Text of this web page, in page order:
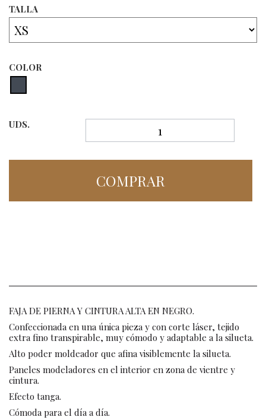
TALLA
COLOR
UDS.
COMPRAR
FAJA DE PIERNA Y CINTURA ALTA EN NEGRO.
Confeccionada en una única pieza y con corte láser, tejido
extra fino transpirable, muy cómodo y adaptable a la silueta.
Alto poder moldeador que afina visiblemente la silueta.
Paneles modeladores en el interior en zona de vientre y
cintura.
Efecto tanga.
Cómoda para el día a día.